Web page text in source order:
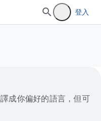
登入
成你偏好的語言，但可